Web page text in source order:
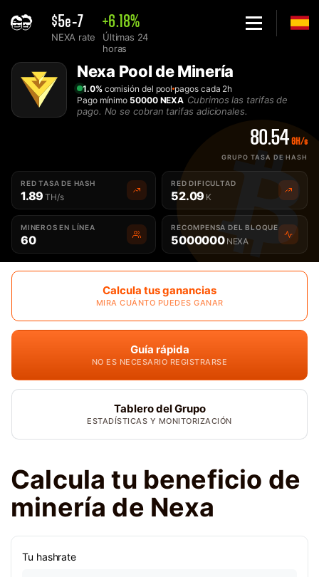
$5e-7
NEXA rate
+6.18%
Últimas 24
horas
Home
El mejor Nexa Pool de Minería - 2Miners
Nexa Pool de Minería
1.0%comisión del pool pagos cada 2h
Pago mínimo50000 NEXA Cubrimos las tarifas de
pago. No se cobran tarifas adicionales.
80.54 GH/s
GRUPO TASA DE HASH
RED TASA DE HASH
1.89 TH/s
RED DIFICULTAD
52.09 K
MINEROS EN LÍNEA
60
RECOMPENSA DEL BLOQUE
5000000 NEXA
Calcula tus ganancias
MIRA CUÁNTO PUEDES GANAR
Guía rápida
NO ES NECESARIO REGISTRARSE
Tablero del Grupo
ESTADÍSTICAS Y MONITORIZACIÓN
Calcula tu beneficio de
minería de Nexa
Tu hashrate